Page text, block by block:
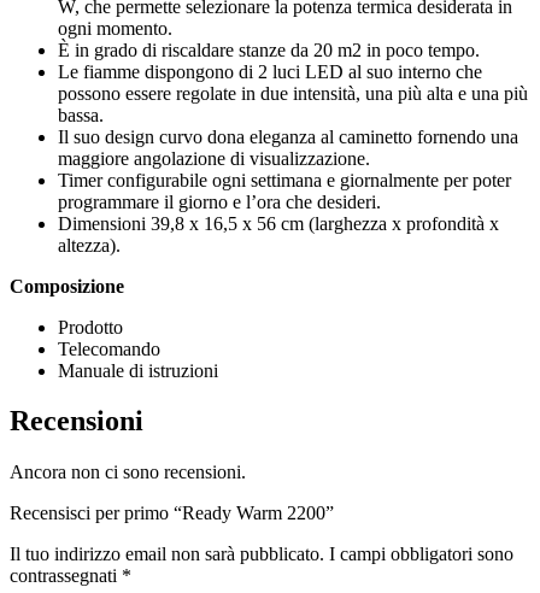
W, che permette selezionare la potenza termica desiderata in
ogni momento.
È in grado di riscaldare stanze da 20 m2 in poco tempo.
Le fiamme dispongono di 2 luci LED al suo interno che
possono essere regolate in due intensità, una più alta e una più
bassa.
Il suo design curvo dona eleganza al caminetto fornendo una
maggiore angolazione di visualizzazione.
Timer configurabile ogni settimana e giornalmente per poter
programmare il giorno e l’ora che desideri.
Dimensioni 39,8 x 16,5 x 56 cm (larghezza x profondità x
altezza).
Composizione
Prodotto
Telecomando
Manuale di istruzioni
Recensioni
Ancora non ci sono recensioni.
Recensisci per primo “Ready Warm 2200”
Il tuo indirizzo email non sarà pubblicato. I campi obbligatori sono
contrassegnati *